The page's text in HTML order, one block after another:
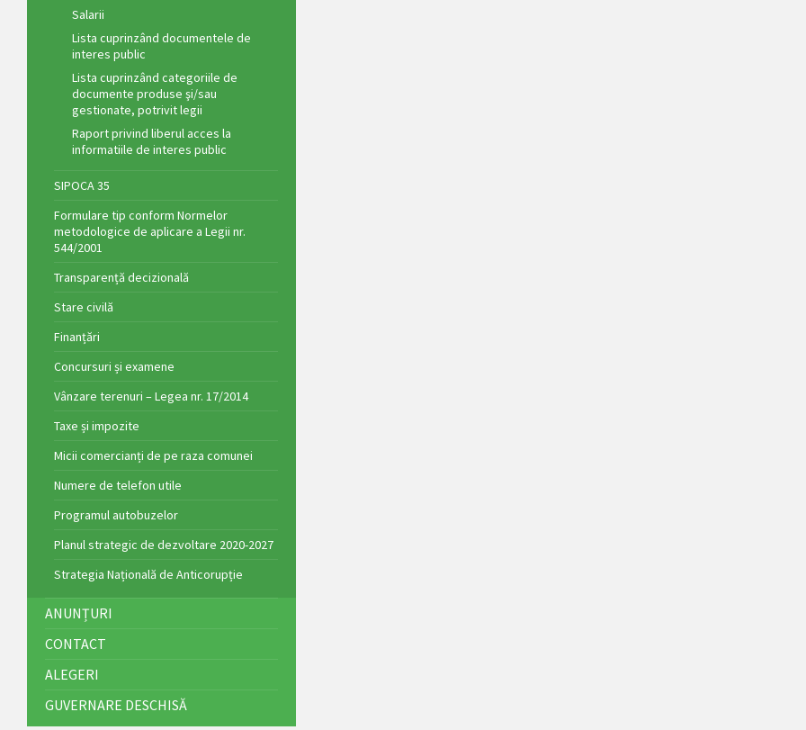
Salarii
Lista cuprinzând documentele de
interes public
Lista cuprinzând categoriile de
documente produse şi/sau
gestionate, potrivit legii
Raport privind liberul acces la
informatiile de interes public
SIPOCA 35
Formulare tip conform Normelor
metodologice de aplicare a Legii nr.
544/2001
Transparență decizională
Stare civilă
Finanțări
Concursuri și examene
Vânzare terenuri – Legea nr. 17/2014
Taxe și impozite
Micii comercianți de pe raza comunei
Numere de telefon utile
Programul autobuzelor
Planul strategic de dezvoltare 2020-2027
Strategia Națională de Anticorupție
ANUNȚURI
CONTACT
ALEGERI
GUVERNARE DESCHISĂ